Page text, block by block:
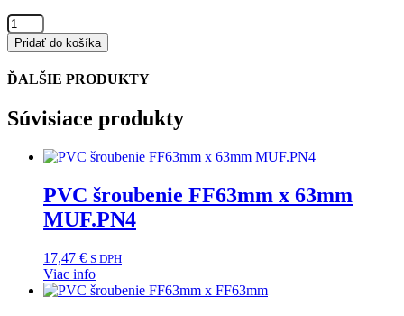
množstvo
Jason
koleno90
50mm
x
Pridať do košíka
ĎALŠIE PRODUKTY
Súvisiace produkty
PVC šroubenie FF63mm x 63mm
MUF.PN4
17,47 € S DPH
Viac info